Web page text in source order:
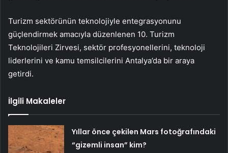
Turizm sektörünün teknolojiyle entegrasyonunu
güçlendirmek amacıyla düzenlenen 10. Turizm
Teknolojileri Zirvesi, sektör profesyonellerini, teknoloji
liderlerini ve kamu temsilcilerini Antalya’da bir araya
getirdi.
İlgili Makaleler
Yıllar önce çekilen Mars fotoğrafındaki
“gizemli insan” kim?